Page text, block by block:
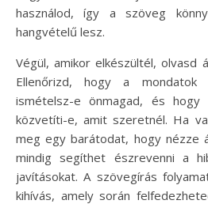
használod, így a szöveg
hangvételű lesz.
Végül, amikor elkészültél,
Ellenőrizd, hogy a mondatok
ismételsz-e önmagad, és
közvetíti-e, amit szeretnél. Ha
meg egy barátodat, hogy nézze
mindig segíthet észrevenni a
javításokat. A szövegírás
kihívás, amely során